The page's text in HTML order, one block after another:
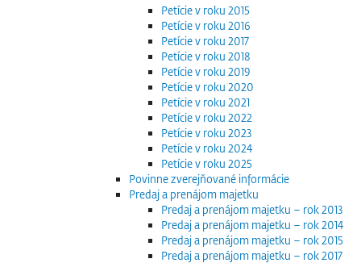
Petície v roku 2015
Petície v roku 2016
Petície v roku 2017
Petície v roku 2018
Petície v roku 2019
Petície v roku 2020
Petície v roku 2021
Petície v roku 2022
Petície v roku 2023
Petície v roku 2024
Petície v roku 2025
Povinne zverejňované informácie
Predaj a prenájom majetku
Predaj a prenájom majetku – rok 2013
Predaj a prenájom majetku – rok 2014
Predaj a prenájom majetku – rok 2015
Predaj a prenájom majetku – rok 2017